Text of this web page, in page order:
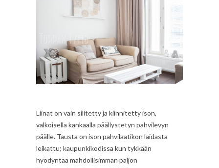
Liinat on vain silitetty ja kiinnitetty ison,
valkoisella kankaalla päällystetyn pahvilevyn
päälle. Tausta on ison pahvilaatikon laidasta
leikattu; kaupunkikodissa kun tykkään
hyödyntää mahdollisimman paljon